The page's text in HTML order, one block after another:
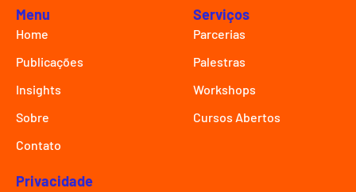
Menu
Home
Publicações
Insights
Sobre
Contato
Serviços
Parcerias
Palestras
Workshops
Cursos Abertos
Privacidade